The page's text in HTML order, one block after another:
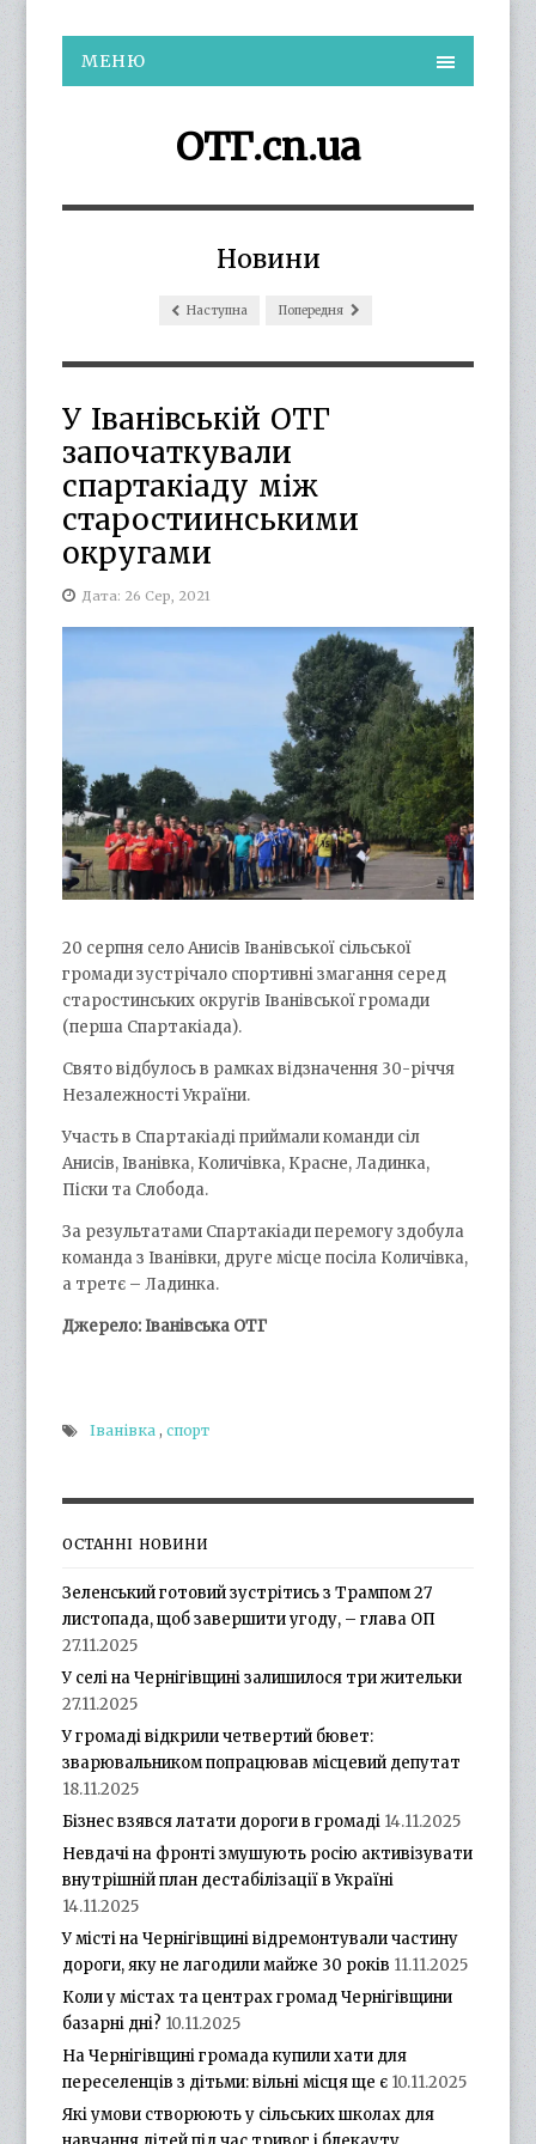
МЕНЮ
ОТГ.cn.ua
Новини
Наступна Попередня
У Іванівській ОТГ
започаткували
спартакіаду між
старостиинськими
округами
Дата: 26 Сер, 2021
20 серпня село Анисів Іванівської сільської
громади зустрічало спортивні змагання серед
старостинських округів Іванівської громади
(перша Спартакіада).
Свято відбулось в рамках відзначення 30-річчя
Незалежності України.
Участь в Спартакіаді приймали команди сіл
Анисів, Іванівка, Количівка, Красне, Ладинка,
Піски та Слобода.
За результатами Спартакіади перемогу здобула
команда з Іванівки, друге місце посіла Количівка,
а третє – Ладинка.
Джерело: Іванівська ОТГ
Іванівка ,спорт
ОСТАННІ НОВИНИ
Зеленський готовий зустрітись з Трампом 27
листопада, щоб завершити угоду, – глава ОП
27.11.2025
У селі на Чернігівщині залишилося три жительки
27.11.2025
У громаді відкрили четвертий бювет:
зварювальником попрацював місцевий депутат
18.11.2025
Бізнес взявся латати дороги в громаді 14.11.2025
Невдачі на фронті змушують росію активізувати
внутрішній план дестабілізації в Україні
14.11.2025
У місті на Чернігівщині відремонтували частину
дороги, яку не лагодили майже 30 років 11.11.2025
Коли у містах та центрах громад Чернігівщини
базарні дні? 10.11.2025
На Чернігівщині громада купили хати для
переселенців з дітьми: вільні місця ще є 10.11.2025
Які умови створюють у сільських школах для